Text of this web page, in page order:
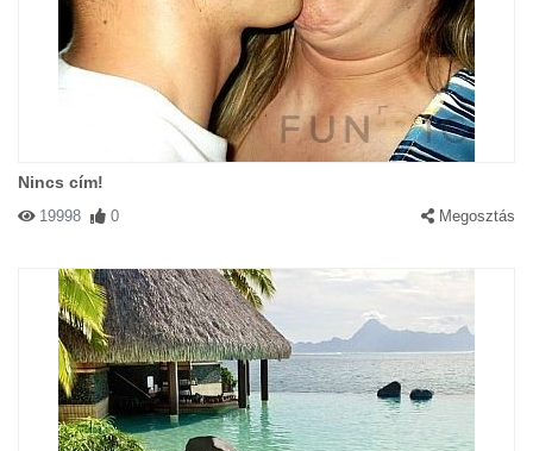
Nincs cím!
19998 0 Megosztás